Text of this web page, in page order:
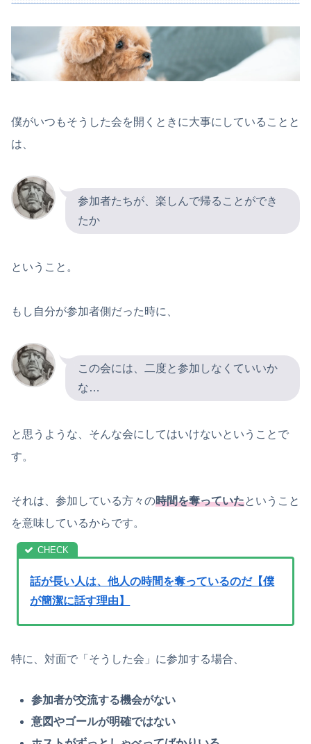
僕がいつもそうした会を開くときに大事にしていることと
は、
参加者たちが、楽しんで帰ることができ
たか
ということ。
もし自分が参加者側だった時に、
この会には、二度と参加しなくていいか
な…
と思うような、そんな会にしてはいけないということで
す。
それは、参加している方々の時間を奪っていたということ
を意味しているからです。
話が長い人は、他人の時間を奪っているのだ【僕
が簡潔に話す理由】
特に、対面で「そうした会」に参加する場合、
参加者が交流する機会がない
意図やゴールが明確ではない